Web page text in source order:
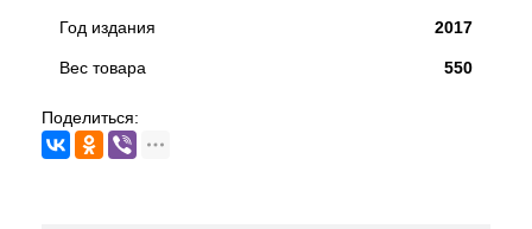
Год издания 2017
Вес товара 550
Поделиться: